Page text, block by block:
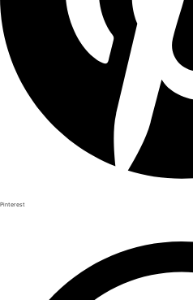
Pinterest